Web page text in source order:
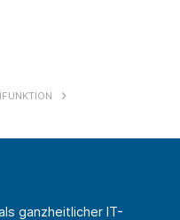
ganzheitlicher IT-